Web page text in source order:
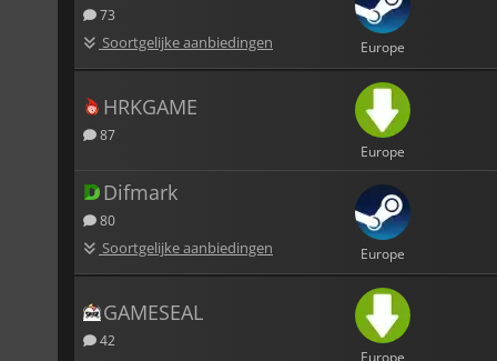
73
Soortgelijke aanbiedingen Europe
HRKGAME
87
Europe
Difmark
80
Soortgelijke aanbiedingen Europe
GAMESEAL
42